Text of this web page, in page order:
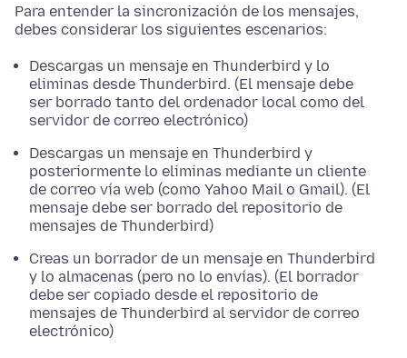
Para entender la sincronización de los mensajes,
debes considerar los siguientes escenarios:
Descargas un mensaje en Thunderbird y lo
eliminas desde Thunderbird. (El mensaje debe
ser borrado tanto del ordenador local como del
servidor de correo electrónico)
Descargas un mensaje en Thunderbird y
posteriormente lo eliminas mediante un cliente
de correo vía web (como Yahoo Mail o Gmail). (El
mensaje debe ser borrado del repositorio de
mensajes de Thunderbird)
Creas un borrador de un mensaje en Thunderbird
y lo almacenas (pero no lo envías). (El borrador
debe ser copiado desde el repositorio de
mensajes de Thunderbird al servidor de correo
electrónico)